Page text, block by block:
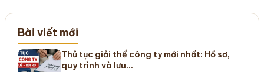
Bài viết mới
Thủ tục giải thể công ty mới nhất: Hồ sơ,
quy trình và lưu…